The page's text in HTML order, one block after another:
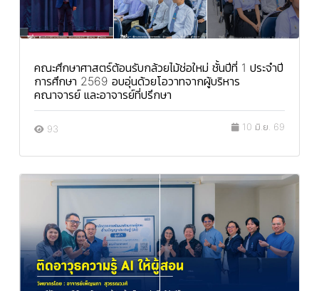
คณะศึกษาศาสตร์ต้อนรับกล้วยไม้ช่อใหม่ ชั้นปีที่ 1 ประจำปี
การศึกษา 2569 อบอุ่นด้วยโอวาทจากผู้บริหาร
คณาจารย์ และอาจารย์ที่ปรึกษา
93 10 มิ.ย. 69